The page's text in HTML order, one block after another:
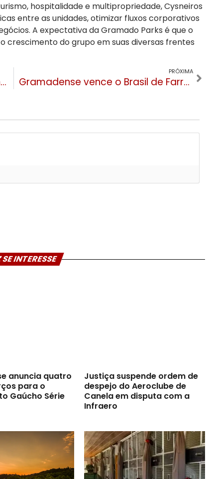
hospitalidade e multipropriedade, Cysneiros
entre as unidades, otimizar fluxos corporativos
A expectativa da Gramado Parks é que o
crescimento do grupo em suas diversas frentes
Florybal inaugura Solar das Fadas na Avenida Borges de Medeiros em Gramado
PRÓXIMA
Gramadense vence o Brasil de Farroupilha fora de casa e assume a liderança provisória da Copa FGF
INTERESSE
anuncia quatro
para o
Gaúcho Série
Justiça suspende ordem de
despejo do Aeroclube de
Canela em disputa com a
Infraero